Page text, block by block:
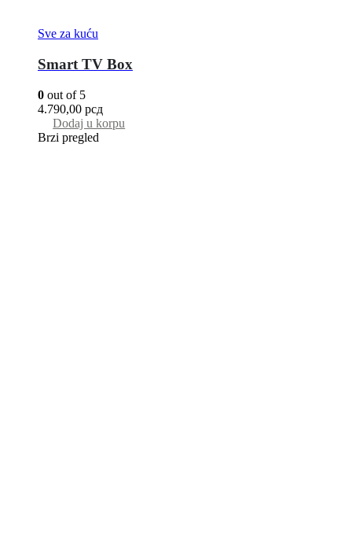
Sve za kuću
Smart TV Box
0 out of 5
4.790,00 рсд
Dodaj u korpu
Brzi pregled